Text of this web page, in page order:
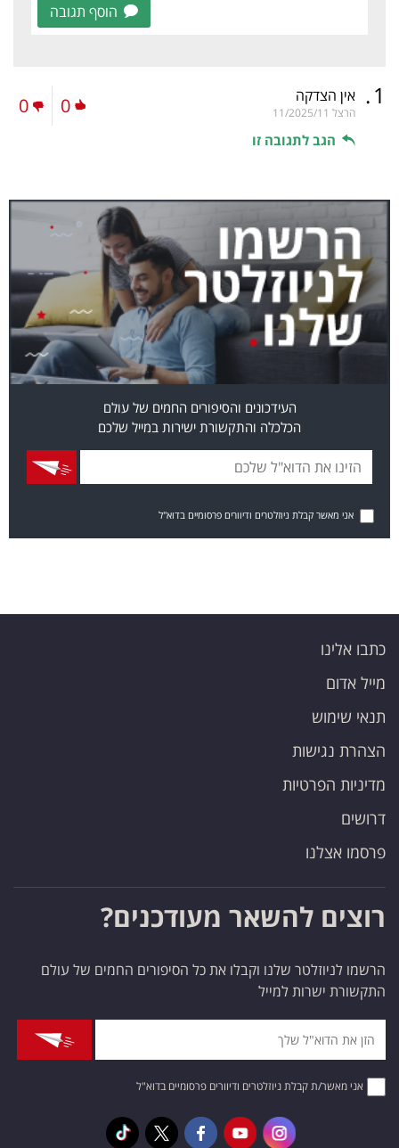
הוסף תגובה
1
. אין הצדקה
הרצל 11/2025/11
הגב לתגובה זו
0
0
העידכונים והסיפורים החמים של עולם
הכלכלה והתקשורת ישירות במייל שלכם
אני מאשר קבלת ניוזלטרים ודיוורים פרסומיים בדוא"ל
כתבו אלינו
מייל אדום
תנאי שימוש
הצהרת נגישות
מדיניות הפרטיות
דרושים
פרסמו אצלנו
רוצים להשאר מעודכנים?
הרשמו לניוזלטר שלנו וקבלו את כל הסיפורים החמים של עולם
התקשורת ישרות למייל
אני מאשר/ת קבלת ניוזלטרים ודיוורים פרסומיים בדוא"ל